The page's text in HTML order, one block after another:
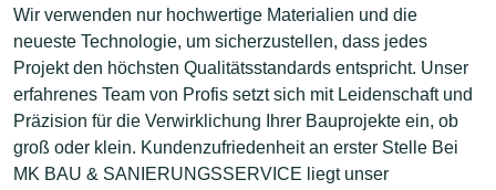
Wir verwenden nur hochwertige Materialien und die
neueste Technologie, um sicherzustellen, dass jedes
Projekt den höchsten Qualitätsstandards entspricht. Unser
erfahrenes Team von Profis setzt sich mit Leidenschaft und
Präzision für die Verwirklichung Ihrer Bauprojekte ein, ob
groß oder klein. Kundenzufriedenheit an erster Stelle Bei
MK BAU & SANIERUNGSSERVICE liegt unser